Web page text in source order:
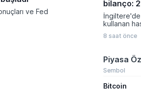
ve Fed
Almanya'da
siparişleri
artış
verileri
bilanço:
İngiltere'de
kullanan
sağlık
gibi popüler
konusunda
8 saat önce
Piyasa
Sembol
Bitcoin